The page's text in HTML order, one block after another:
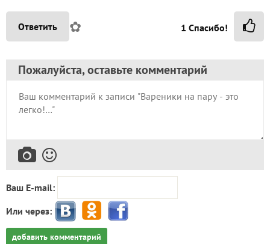
Ответить ✿ 1 Спасибо!
Пожалуйста, оставьте комментарий
Ваш E-mail:
Или через:
добавить комментарий